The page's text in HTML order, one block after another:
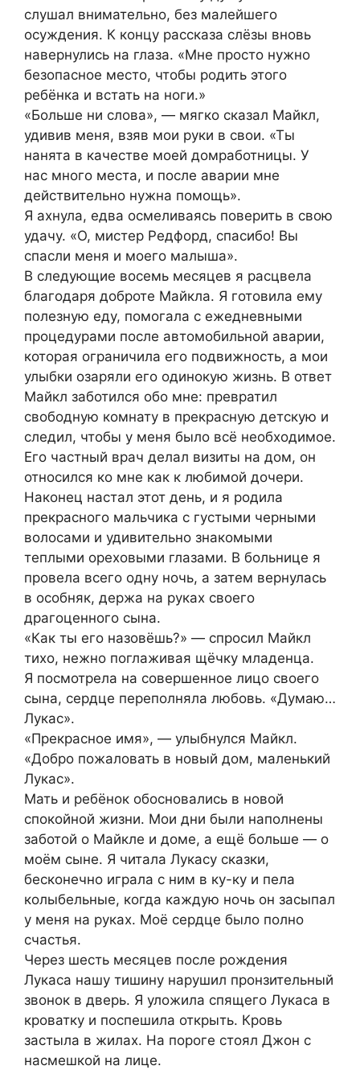
слушал внимательно, без малейшего
осуждения. К концу рассказа слёзы вновь
навернулись на глаза. «Мне просто нужно
безопасное место, чтобы родить этого
ребёнка и встать на ноги.»
«Больше ни слова», — мягко сказал Майкл,
удивив меня, взяв мои руки в свои. «Ты
нанята в качестве моей домработницы. У
нас много места, и после аварии мне
действительно нужна помощь».
Я ахнула, едва осмеливаясь поверить в свою
удачу. «О, мистер Редфорд, спасибо! Вы
спасли меня и моего малыша».
В следующие восемь месяцев я расцвела
благодаря доброте Майкла. Я готовила ему
полезную еду, помогала с ежедневными
процедурами после автомобильной аварии,
которая ограничила его подвижность, а мои
улыбки озаряли его одинокую жизнь. В ответ
Майкл заботился обо мне: превратил
свободную комнату в прекрасную детскую и
следил, чтобы у меня было всё необходимое.
Его частный врач делал визиты на дом, он
относился ко мне как к любимой дочери.
Наконец настал этот день, и я родила
прекрасного мальчика с густыми черными
волосами и удивительно знакомыми
теплыми ореховыми глазами. В больнице я
провела всего одну ночь, а затем вернулась
в особняк, держа на руках своего
драгоценного сына.
«Как ты его назовёшь?» — спросил Майкл
тихо, нежно поглаживая щёчку младенца.
Я посмотрела на совершенное лицо своего
сына, сердце переполняла любовь. «Думаю…
Лукас».
«Прекрасное имя», — улыбнулся Майкл.
«Добро пожаловать в новый дом, маленький
Лукас».
Мать и ребёнок обосновались в новой
спокойной жизни. Мои дни были наполнены
заботой о Майкле и доме, а ещё больше — о
моём сыне. Я читала Лукасу сказки,
бесконечно играла с ним в ку-ку и пела
колыбельные, когда каждую ночь он засыпал
у меня на руках. Моё сердце было полно
счастья.
Через шесть месяцев после рождения
Лукаса нашу тишину нарушил пронзительный
звонок в дверь. Я уложила спящего Лукаса в
кроватку и поспешила открыть. Кровь
застыла в жилах. На пороге стоял Джон с
насмешкой на лице.